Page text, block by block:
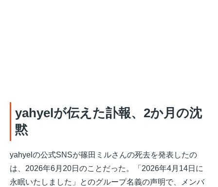
yahyelが伝えた訃報、2か月の沈
黙
yahyelの公式SNSが篠田ミルさんの死去を発表したの
は、2026年6月20日のことだった。「2026年4月14日に
永眠いたしました」とのグループ名義の声明で、メンバ